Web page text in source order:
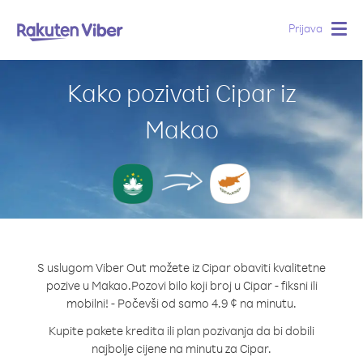
Prijava
Kako pozivati Cipar iz
Makao
S uslugom Viber Out možete iz Cipar obaviti kvalitetne
pozive u Makao.Pozovi bilo koji broj u Cipar - fiksni ili
mobilni! - Počevši od samo 4.9 ¢ na minutu.
Kupite pakete kredita ili plan pozivanja da bi dobili
najbolje cijene na minutu za Cipar.